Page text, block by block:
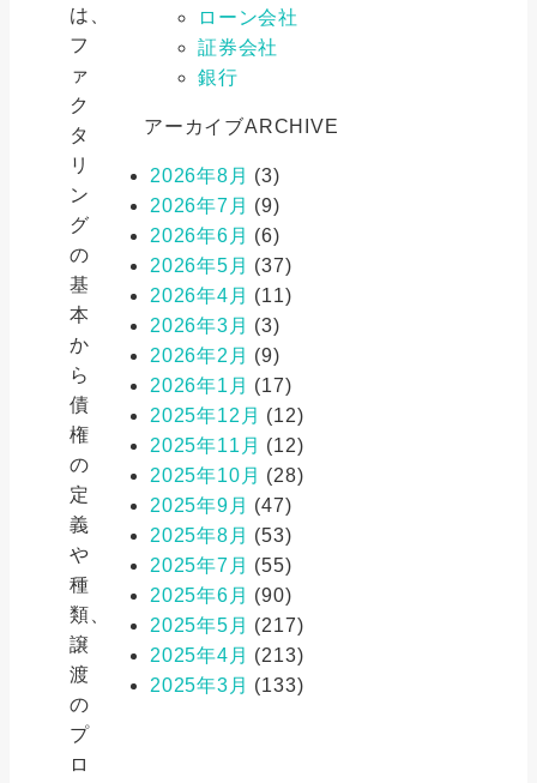
は、
フ
ァ
ク
タ
リ
ン
グ
の
基
本
か
ら
債
権
の
定
義
や
種
類、
譲
渡
の
プ
ロ
ローン会社
証券会社
銀行
アーカイブARCHIVE
2026年8月 (3)
2026年7月 (9)
2026年6月 (6)
2026年5月 (37)
2026年4月 (11)
2026年3月 (3)
2026年2月 (9)
2026年1月 (17)
2025年12月 (12)
2025年11月 (12)
2025年10月 (28)
2025年9月 (47)
2025年8月 (53)
2025年7月 (55)
2025年6月 (90)
2025年5月 (217)
2025年4月 (213)
2025年3月 (133)